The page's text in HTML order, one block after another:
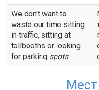
We don't want to
waste our time sitting
in traffic, sitting at
tollbooths or looking
for parking spots.
Мест